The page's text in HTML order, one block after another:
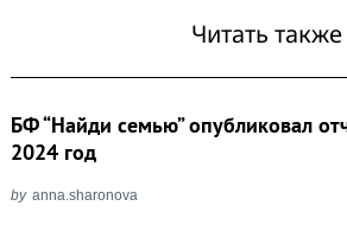
Читать также
БФ “Найди семью” опубликовал
2024 год
by anna.sharonova